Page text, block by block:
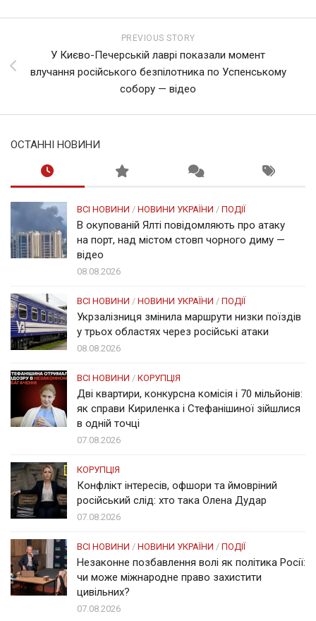
PREVIOUS STORY
У Києво-Печерській лаврі показали момент
влучання російського безпілотника по Успенському
собору — відео
ОСТАННІ НОВИНИ
ВСІ НОВИНИ / НОВИНИ УКРАЇНИ / ПОДІЇ
В окупованій Ялті повідомляють про атаку
на порт, над містом стовп чорного диму —
відео
08.08.2026
ВСІ НОВИНИ / НОВИНИ УКРАЇНИ / ПОДІЇ
Укрзалізниця змінила маршрути низки поїздів
у трьох областях через російські атаки
08.08.2026
ВСІ НОВИНИ / КОРУПЦІЯ
Дві квартири, конкурсна комісія і 70 мільйонів:
як справи Кириленка і Стефанішиної зійшлися
в одній точці
07.08.2026
КОРУПЦІЯ
Конфлікт інтересів, офшори та ймовріний
російський слід: хто така Олена Дудар
07.08.2026
ВСІ НОВИНИ / НОВИНИ УКРАЇНИ / ПОДІЇ
Незаконне позбавлення волі як політика Росії:
чи може міжнародне право захистити
цивільних?
07.08.2026